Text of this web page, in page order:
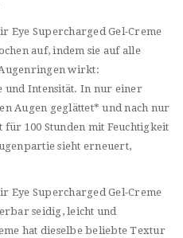
Eye Supercharged Gel-Creme
auf, indem sie auf alle
wirkt:
und Intensität. In nur einer
Augen geglättet* und nach nur
100 Stunden mit Feuchtigkeit
sieht erneuert,
Eye Supercharged Gel-Creme
seidig, leicht und
hat dieselbe beliebte Textur